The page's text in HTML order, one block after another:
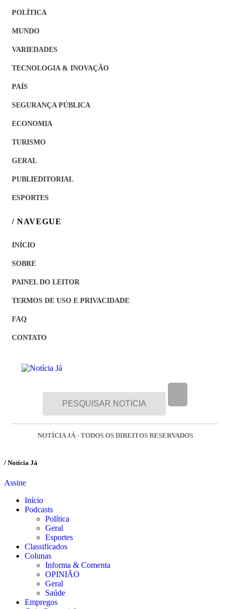
POLÍTICA
MUNDO
VARIEDADES
TECNOLOGIA & INOVAÇÃO
PAÍS
SEGURANÇA PÚBLICA
ECONOMIA
TURISMO
GERAL
PUBLIEDITORIAL
ESPORTES
/ NAVEGUE
INÍCIO
SOBRE
PAINEL DO LEITOR
TERMOS DE USO E PRIVACIDADE
FAQ
CONTATO
NOTÍCIA JÁ - TODOS OS DIREITOS RESERVADOS
/ Notícia Já
Assine
Início
Podcasts
Política
Geral
Esportes
Classificados
Colunas
Informa & Comenta
OPINIÃO
Geral
Saúde
Empregos